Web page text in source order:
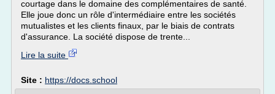
courtage dans le domaine des complémentaires de santé.
Elle joue donc un rôle d'intermédiaire entre les sociétés
mutualistes et les clients finaux, par le biais de contrats
d'assurance. La société dispose de trente...
Lire la suite
Site : https://docs.school